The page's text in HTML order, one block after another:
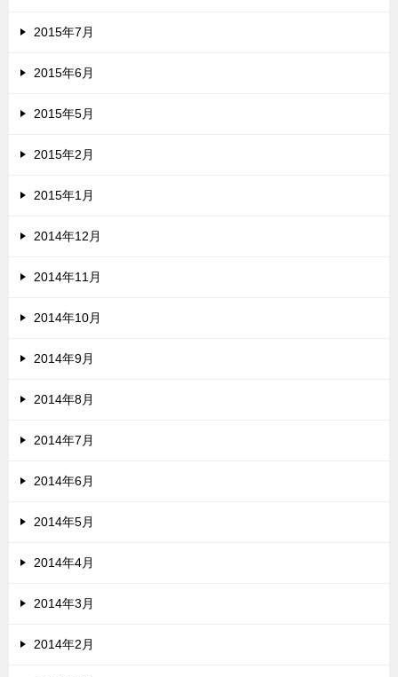
2015年7月
2015年6月
2015年5月
2015年2月
2015年1月
2014年12月
2014年11月
2014年10月
2014年9月
2014年8月
2014年7月
2014年6月
2014年5月
2014年4月
2014年3月
2014年2月